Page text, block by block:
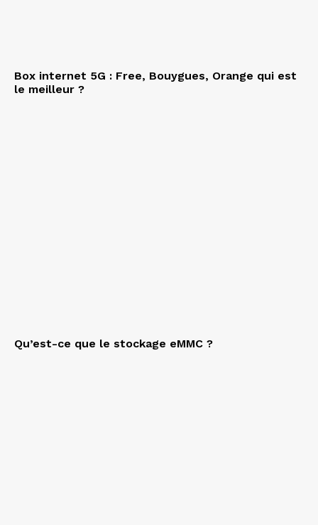
Box internet 5G : Free, Bouygues, Orange qui est
le meilleur ?
Qu’est-ce que le stockage eMMC ?